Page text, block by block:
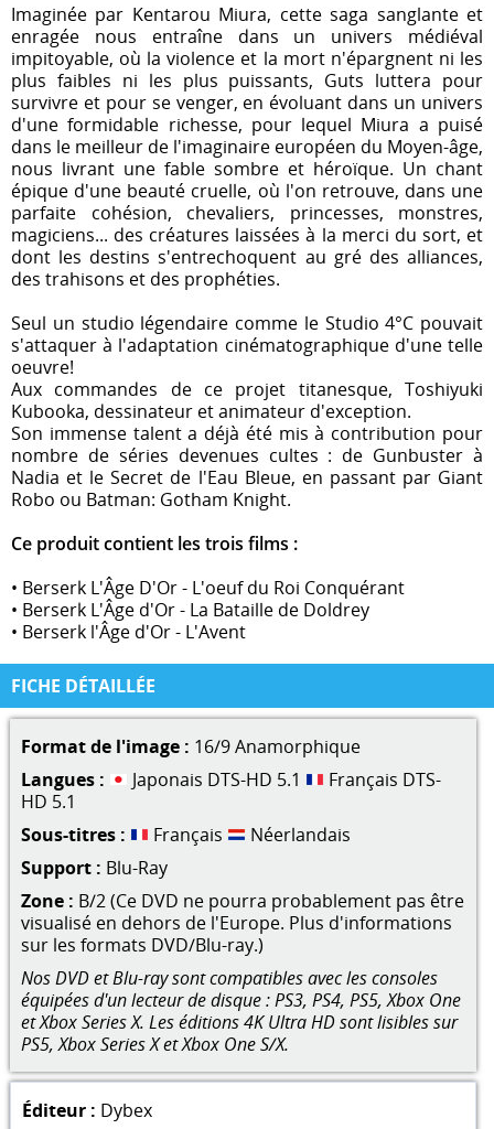
Imaginée par Kentarou Miura, cette saga sanglante et
enragée nous entraîne dans un univers médiéval
impitoyable, où la violence et la mort n'épargnent ni les
plus faibles ni les plus puissants, Guts luttera pour
survivre et pour se venger, en évoluant dans un univers
d'une formidable richesse, pour lequel Miura a puisé
dans le meilleur de l'imaginaire européen du Moyen-âge,
nous livrant une fable sombre et héroïque. Un chant
épique d'une beauté cruelle, où l'on retrouve, dans une
parfaite cohésion, chevaliers, princesses, monstres,
magiciens... des créatures laissées à la merci du sort, et
dont les destins s'entrechoquent au gré des alliances,
des trahisons et des prophéties.
Seul un studio légendaire comme le Studio 4°C pouvait
s'attaquer à l'adaptation cinématographique d'une telle
oeuvre!
Aux commandes de ce projet titanesque, Toshiyuki
Kubooka, dessinateur et animateur d'exception.
Son immense talent a déjà été mis à contribution pour
nombre de séries devenues cultes : de Gunbuster à
Nadia et le Secret de l'Eau Bleue, en passant par Giant
Robo ou Batman: Gotham Knight.
Ce produit contient les trois films :
• Berserk L'Âge D'Or - L'oeuf du Roi Conquérant
• Berserk L'Âge d'Or - La Bataille de Doldrey
• Berserk l'Âge d'Or - L'Avent
FICHE DÉTAILLÉE
Format de l'image : 16/9 Anamorphique
Langues :
Japonais DTS-HD 5.1
Français DTS-
HD 5.1
Sous-titres :
Français
Néerlandais
Support : Blu-Ray
Zone : B/2 (Ce DVD ne pourra probablement pas être
visualisé en dehors de l'Europe. Plus d'informations
sur les formats DVD/Blu-ray.)
Nos DVD et Blu-ray sont compatibles avec les consoles
équipées d'un lecteur de disque : PS3, PS4, PS5, Xbox One
et Xbox Series X. Les éditions 4K Ultra HD sont lisibles sur
PS5, Xbox Series X et Xbox One S/X.
Éditeur : Dybex